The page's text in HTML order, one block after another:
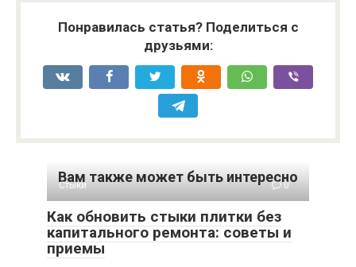
Понравилась статья? Поделиться с
друзьями:
Вам также может быть интересно
Стыки 0
Как обновить стыки плитки без
капитального ремонта: советы и
приемы